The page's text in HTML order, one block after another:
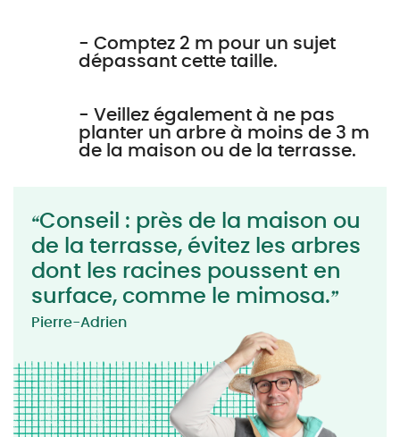
- Comptez 2 m pour un sujet
dépassant cette taille.
- Veillez également à ne pas
planter un arbre à moins de 3 m
de la maison ou de la terrasse.
Conseil : près de la maison ou
de la terrasse, évitez les arbres
dont les racines poussent en
surface, comme le mimosa.
Pierre-Adrien